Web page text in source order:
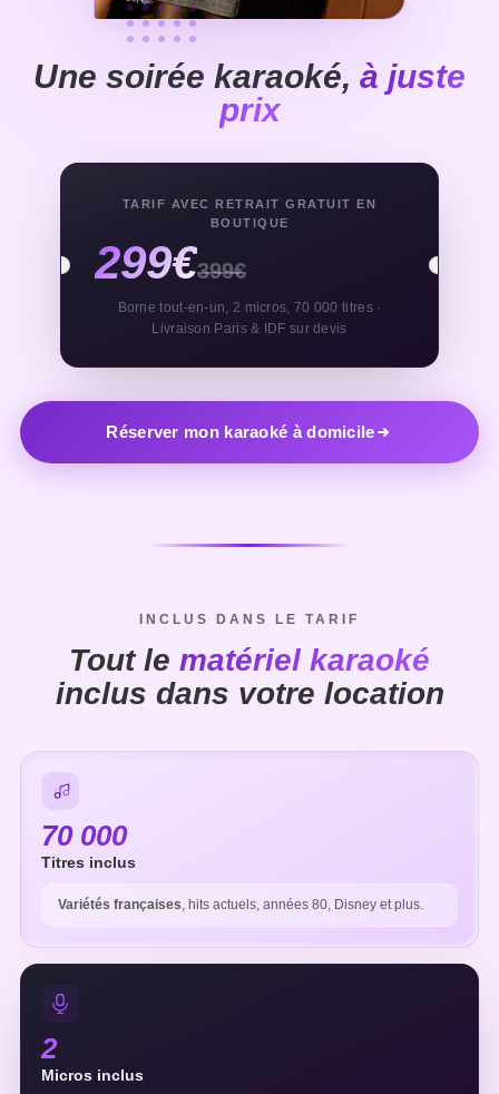
Une soirée karaoké, à juste
prix
TARIF AVEC RETRAIT GRATUIT EN
BOUTIQUE
299€399€
Borne tout-en-un, 2 micros, 70 000 titres ·
Livraison Paris & IDF sur devis
Réserver mon karaoké à domicile
INCLUS DANS LE TARIF
Tout le matériel karaoké
inclus dans votre location
70 000
Titres inclus
Variétés françaises, hits actuels, années 80, Disney et plus.
2
Micros inclus